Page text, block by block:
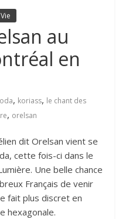
au
en
, koriass, le chant des
, orelsan
dit Orelsan vient se
cette fois-ci dans le
Une belle chance
Français de venir
fait plus discret en
hexagonale.